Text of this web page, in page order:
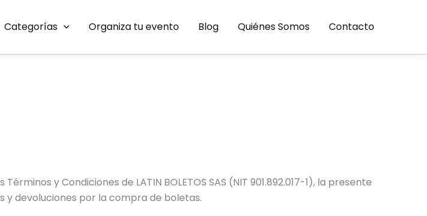
Categorías Organiza tu evento Blog Quiénes Somos Contacto
y Condiciones de LATIN BOLETOS SAS (NIT 901.892.017-1), la presente
devoluciones por la compra de boletas.